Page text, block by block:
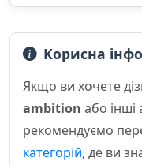
Корисна
Якщо ви хочете
ambition або інші
рекомендуємо
категорій, де ви